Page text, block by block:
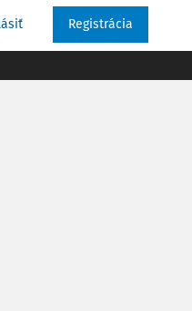
Registrácia